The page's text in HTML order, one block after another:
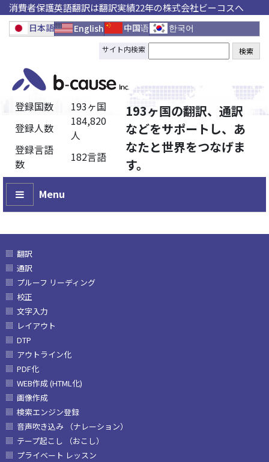
消費者保護英語翻訳は翻訳実績22年の株式会社ビーコスへ